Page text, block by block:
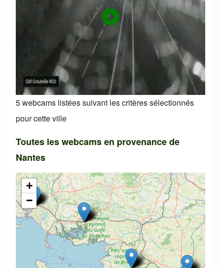
5 webcams listées suivant les critères sélectionnés
pour cette ville
Toutes les webcams en provenance de
Nantes
+
−